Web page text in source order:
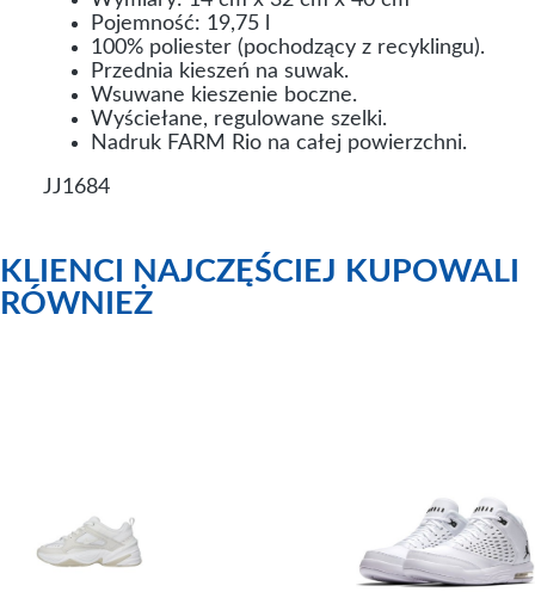
Pojemność: 19,75 l
100% poliester (pochodzący z recyklingu).
Przednia kieszeń na suwak.
Wsuwane kieszenie boczne.
Wyściełane, regulowane szelki.
Nadruk FARM Rio na całej powierzchni.
JJ1684
KLIENCI NAJCZĘŚCIEJ KUPOWALI
RÓWNIEŻ